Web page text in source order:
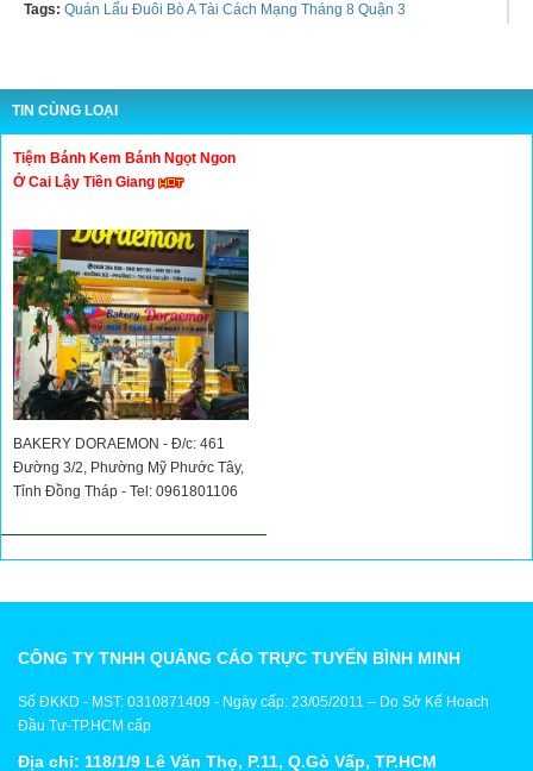
Tags: Quán Lẩu Đuôi Bò A Tài Cách Mạng Tháng 8 Quận 3
TIN CÙNG LOẠI
Tiệm Bánh Kem Bánh Ngọt Ngon
Ở Cai Lậy Tiền Giang
BAKERY DORAEMON - Đ/c: 461
Đường 3/2, Phường Mỹ Phước Tây,
Tỉnh Đồng Tháp - Tel: 0961801106
CÔNG TY TNHH QUẢNG CÁO TRỰC TUYẾN BÌNH MINH
Số ĐKKD - MST: 0310871409 - Ngày cấp: 23/05/2011 – Do Sở Kế Hoạch
Đầu Tư-TP.HCM cấp
Địa chỉ: 118/1/9 Lê Văn Thọ, P.11, Q.Gò Vấp, TP.HCM